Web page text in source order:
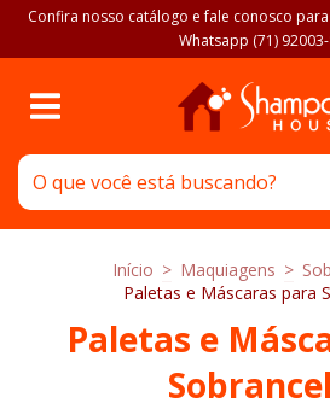
Confira nosso catálogo e fale conosco
Whatsapp (71)
Início > Maquiagens >
Paletas e Máscaras para
Paletas e